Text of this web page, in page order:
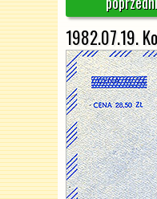
1982.07.19.